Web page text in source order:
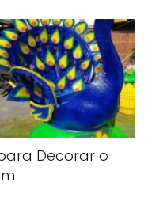
Decorar o